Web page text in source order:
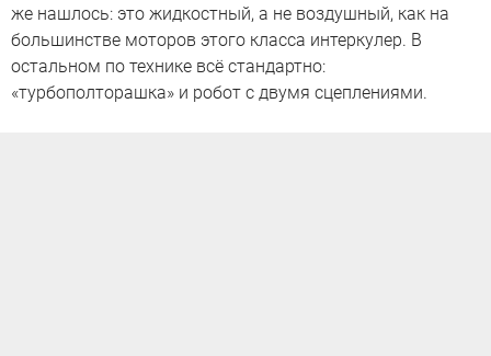
же нашлось: это жидкостный, а не воздушный, как на
большинстве моторов этого класса интеркулер. В
остальном по технике всё стандартно:
«турбополторашка» и робот с двумя сцеплениями.